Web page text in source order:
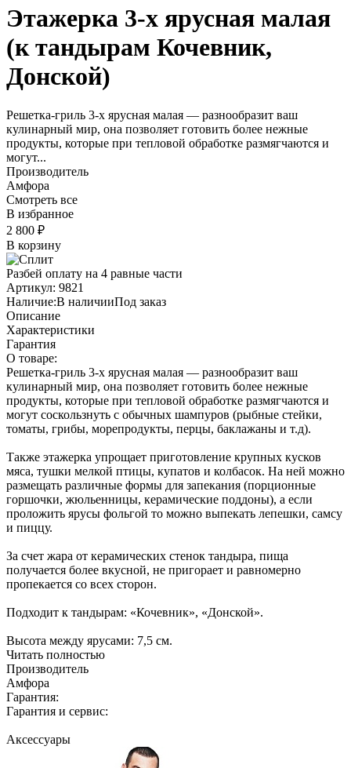
Этажерка 3-х ярусная малая
(к тандырам Кочевник,
Донской)
Решетка-гриль 3-х ярусная малая — разнообразит ваш
кулинарный мир, она позволяет готовить более нежные
продукты, которые при тепловой обработке размягчаются и
могут...
Производитель
Амфора
Смотреть все
В избранное
2 800 ₽
В корзину
Разбей оплату на 4 равные части
Артикул: 9821
Наличие:В наличииПод заказ
Описание
Характеристики
Гарантия
О товаре:
Решетка-гриль 3-х ярусная малая — разнообразит ваш
кулинарный мир, она позволяет готовить более нежные
продукты, которые при тепловой обработке размягчаются и
могут соскользнуть с обычных шампуров (рыбные стейки,
томаты, грибы, морепродукты, перцы, баклажаны и т.д).
Также этажерка упрощает приготовление крупных кусков
мяса, тушки мелкой птицы, купатов и колбасок. На ней можно
размещать различные формы для запекания (порционные
горшочки, жюльенницы, керамические поддоны), а если
проложить ярусы фольгой то можно выпекать лепешки, самсу
и пиццу.
За счет жара от керамических стенок тандыра, пища
получается более вкусной, не пригорает и равномерно
пропекается со всех сторон.
Подходит к тандырам: «Кочевник», «Донской».
Высота между ярусами: 7,5 см.
Читать полностью
Производитель
Амфора
Гарантия:
Гарантия и сервис:
Аксессуары